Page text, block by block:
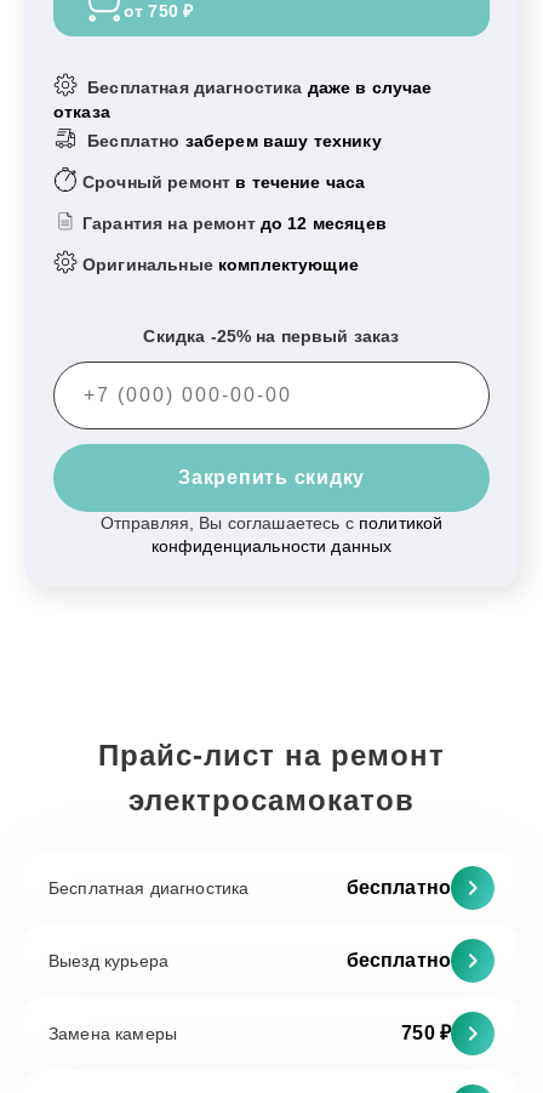
от 750 ₽
Бесплатная диагностика даже в случае
отказа
Бесплатно заберем вашу технику
Срочный ремонт в течение часа
Гарантия на ремонт до 12 месяцев
Оригинальные комплектующие
Скидка -25% на первый заказ
Закрепить скидку
Отправляя, Вы соглашаетесь с политикой
конфиденциальности данных
Прайс-лист на ремонт
электросамокатов
Бесплатная диагностика бесплатно
Выезд курьера бесплатно
Замена камеры 750 ₽